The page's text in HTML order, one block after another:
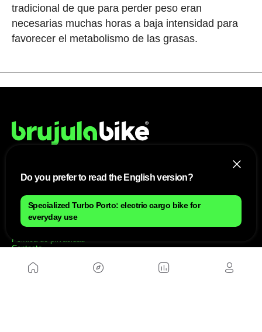
tradicional de que para perder peso eran
necesarias muchas horas a baja intensidad para
favorecer el metabolismo de las grasas.
NOSOTROS
Mapa del sitio
Aviso Legal
Anúnciate con nosotros
Política de privacidad
Contacto
Do you prefer to read the English version?
Specialized Turbo Porto: electric cargo bike for
everyday use